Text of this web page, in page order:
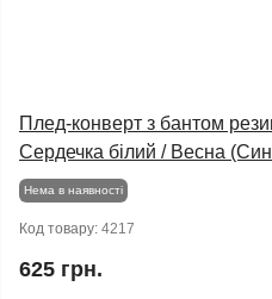
Плед-конверт з бантом
Сердечка білий / Весна
Нема в наявності
Код товару: 4217
625 грн.